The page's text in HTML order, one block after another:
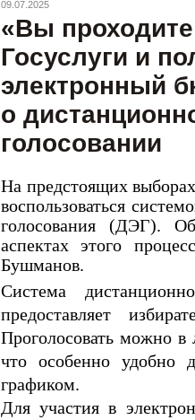
09.07.2025
«Вы
Госуслуги и
электронный
о
голосовании
На предстоящих
воспользоваться
голосования (ДЭГ).
аспектах этого
Бушманов.
Система
предоставляет
Проголосовать можно
что особенно удобно
графиком.
Для участия в